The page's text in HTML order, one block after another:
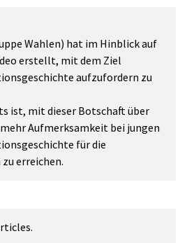
Wahlen) hat im Hinblick auf
erstellt, mit dem Ziel
aufzufordern zu
ist, mit dieser Botschaft über
Aufmerksamkeit bei jungen
für die
erreichen.